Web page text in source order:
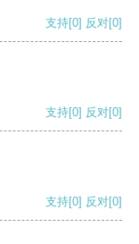
支持[0] 反对[0]
支持[0] 反对[0]
支持[0] 反对[0]